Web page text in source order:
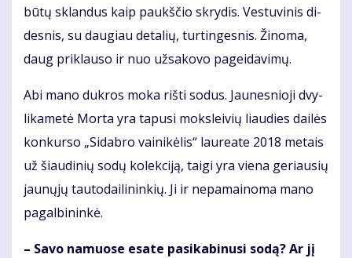
bū­tų sklan­dus kaip paukš­čio skry­dis. Ves­tu­vi­nis di­
des­nis, su dau­giau de­ta­lių, tur­tin­ges­nis. Ži­no­ma,
daug pri­klau­so ir nuo už­sa­ko­vo pa­gei­da­vi­mų.
Abi ma­no duk­ros mo­ka riš­ti so­dus. Jau­nes­nio­ji dvy­
li­ka­me­tė Mor­ta yra ta­pu­si moks­lei­vių liau­dies dai­lės
kon­kur­so „Si­dab­ro vai­ni­kė­lis“ lau­re­a­te 2018 me­tais
už šiau­di­nių so­dų ko­lek­ci­ją, tai­gi yra vie­na ge­riau­sių
jau­nų­jų tau­to­dai­li­nin­kių. Ji ir ne­pa­mai­no­ma ma­no
pa­gal­bi­nin­kė.
– Sa­vo na­muo­se esa­te pa­si­ka­bi­nu­si so­dą? Ar jį